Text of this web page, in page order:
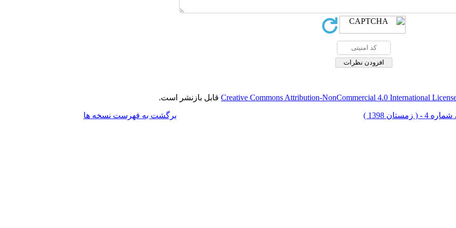
Creative Commons Attribution-NonCommercial 4.0 International قابل بازنشر است.
برگشت به فهرست نسخه ها